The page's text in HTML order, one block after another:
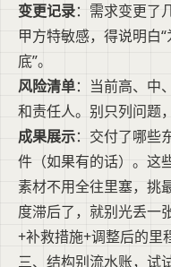
变更记录：需求变更了
甲方特敏感，得说明白
底”。
风险清单：当前高、中
和责任人。别只列问题
成果展示：交付了哪些
件（如果有的话）。这
素材不用全往里塞，挑
度滞后了，就别光丢一
+补救措施+调整后的里
三、结构别流水账，试